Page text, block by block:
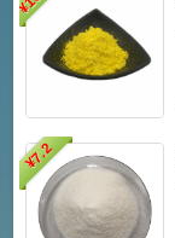
¥
¥
7.2